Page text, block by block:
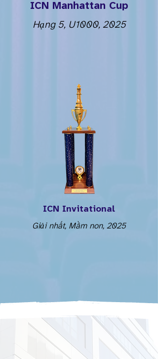
ICN Manhattan Cup
Hạng 5, U1000, 2025
ICN Invitational
Giải nhất, Mầm non, 2025